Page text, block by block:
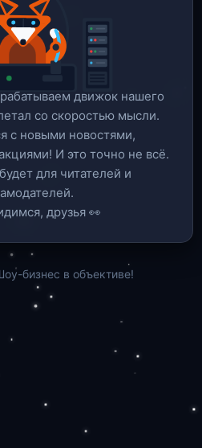
движок нашего
со скоростью мысли.
c новыми новостями,
И это точно не всё.
для читателей и
друзья 👀
бизнес в объективе!